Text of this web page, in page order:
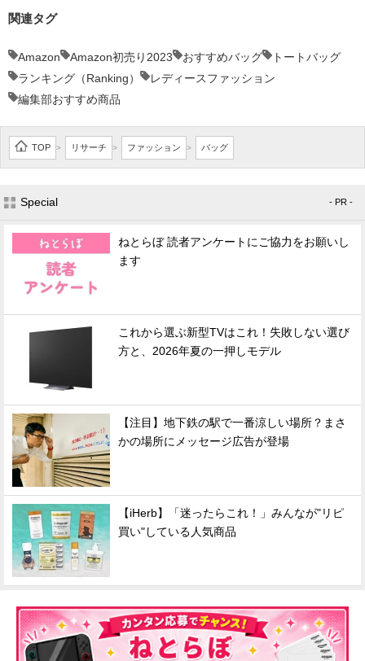
関連タグ
Amazon Amazon初売り2023 おすすめバッグ
トートバッグ
ランキング（Ranking）
レディースファッション
編集部おすすめ商品
TOP > リサーチ > ファッション > バッグ
Special - PR -
ねとらぼ 読者アンケートにご協力をお願いし
ます
これから選ぶ新型TVはこれ！失敗しない選び
方と、2026年夏の一押しモデル
【注目】地下鉄の駅で一番涼しい場所？まさ
かの場所にメッセージ広告が登場
【iHerb】「迷ったらこれ！」みんなが"リピ
買い"している人気商品